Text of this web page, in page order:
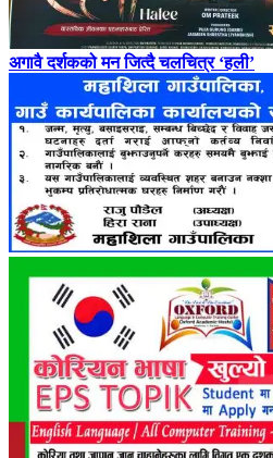
अगावै दर्शकको मन जित्दै चलचित्र ‘हली’